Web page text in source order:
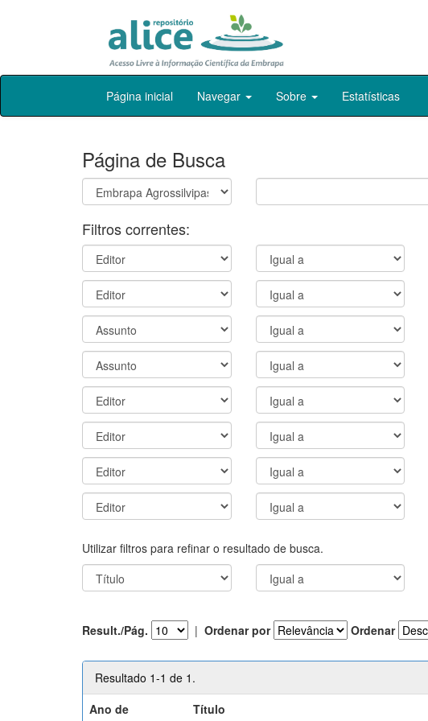
Skip
Página inicial Navegar Sobre Estatísticas
Página de Busca
Filtros correntes:
Utilizar filtros para refinar o resultado de busca.
Result./Pág. | Ordenar por Ordenar
Resultado 1-1 de 1.
Ano de
Título